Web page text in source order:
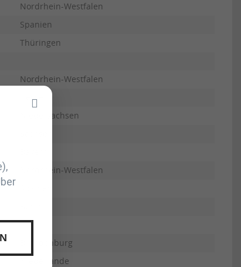
Nordrhein-Westfalen
Spanien
Thüringen
Nordrhein-Westfalen
Hessen
Niedersachsen
Nordrhein-Westfalen
Brandenburg
Niederlande